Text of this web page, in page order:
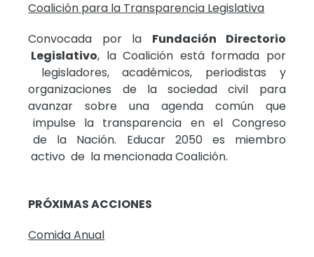
Coalición para la Transparencia Legislativa
Convocada por la Fundación Directorio
Legislativo, la Coalición está formada por
legisladores, académicos, periodistas y
organizaciones de la sociedad civil para
avanzar sobre una agenda común que
impulse la transparencia en el Congreso
de la Nación. Educar 2050 es miembro
activo de la mencionada Coalición.
PRÓXIMAS ACCIONES
Comida Anual